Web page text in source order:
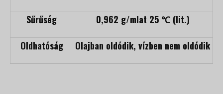
Sűrűség 0,962 g/mlat 25 ℃ (lit.)
Oldhatóság Olajban oldódik, vízben nem oldódik